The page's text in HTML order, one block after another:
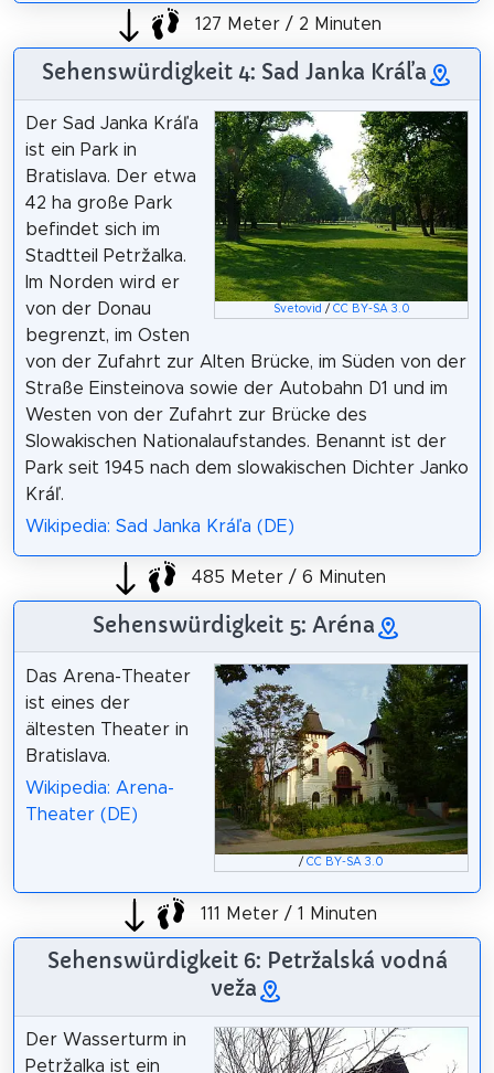
127 Meter / 2 Minuten
Sehenswürdigkeit 4: Sad Janka Kráľa
Svetovid / CC BY-SA 3.0
Der Sad Janka Kráľa
ist ein Park in
Bratislava. Der etwa
42 ha große Park
befindet sich im
Stadtteil Petržalka.
Im Norden wird er
von der Donau
begrenzt, im Osten
von der Zufahrt zur Alten Brücke, im Süden von der
Straße Einsteinova sowie der Autobahn D1 und im
Westen von der Zufahrt zur Brücke des
Slowakischen Nationalaufstandes. Benannt ist der
Park seit 1945 nach dem slowakischen Dichter Janko
Kráľ.
Wikipedia: Sad Janka Kráľa (DE)
485 Meter / 6 Minuten
Sehenswürdigkeit 5: Aréna
/CC BY-SA 3.0
Das Arena-Theater
ist eines der
ältesten Theater in
Bratislava.
Wikipedia: Arena-
Theater (DE)
111 Meter / 1 Minuten
Sehenswürdigkeit 6: Petržalská vodná
veža
Der Wasserturm in
Petržalka ist ein